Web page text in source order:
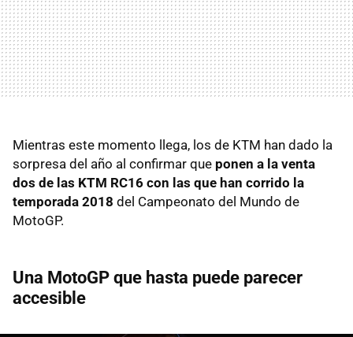
Mientras este momento llega, los de KTM han dado la
sorpresa del año al confirmar que ponen a la venta
dos de las KTM RC16 con las que han corrido la
temporada 2018 del Campeonato del Mundo de
MotoGP.
Una MotoGP que hasta puede parecer
accesible